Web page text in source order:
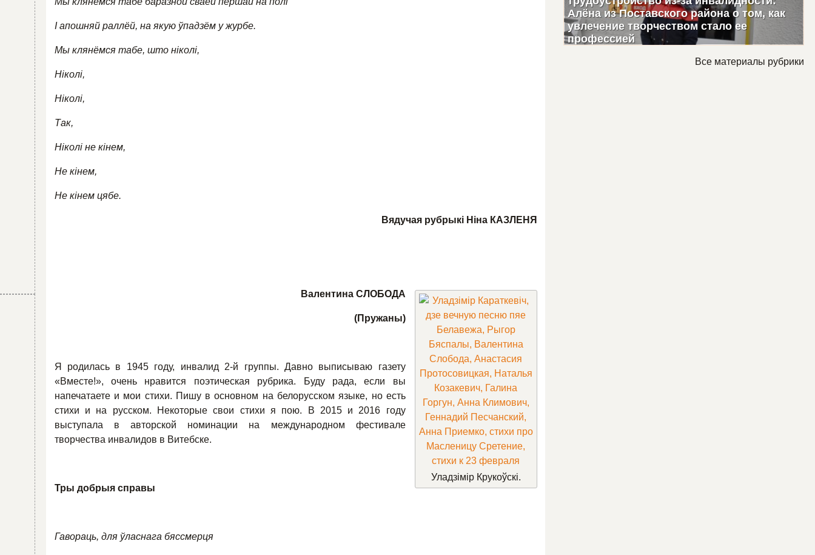
І апошняй раллёй, на якую ўпадзём у журбе.
Мы клянёмся табе, што ніколі,
Ніколі,
Ніколі,
Так,
Ніколі не кінем,
Не кінем,
Не кінем цябе.
Вядучая рубрыкі Ніна КАЗЛЕНЯ
Уладзімір Крукоўскі.
Валентина СЛОБОДА
(Пружаны)
Я родилась в 1945 году, инвалид 2-й группы. Давно выписываю газету
«Вместе!», очень нравится поэтическая рубрика. Буду рада, если вы
напечатаете и мои стихи. Пишу в основном на белорусском языке, но есть
стихи и на русском. Некоторые свои стихи я пою. В 2015 и 2016 году
выступала в авторской номинации на международном фестивале
творчества инвалидов в Витебске.
Тры добрыя справы
Гавораць, для ўласнага бяссмерця
Алёна из Поставского района о том, как
увлечение творчеством стало ее
профессией
Все материалы рубрики